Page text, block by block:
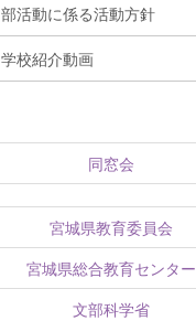
部活動に係る活動方針
学校紹介動画
同窓会
宮城県教育委員会
宮城県総合教育センター
文部科学省